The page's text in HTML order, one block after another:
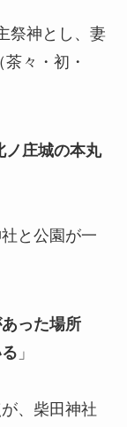
祭神とし、妻
々・初・
ノ庄城の本丸
と公園が一
った場所
」
、柴田神社